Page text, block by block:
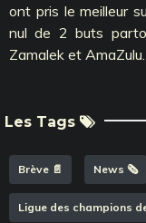
ont pris le meilleur
nul de 2 buts
Zamalek et AmaZulu.
Les Tags
Brève 📄 News 🗞️
Ligue des champions